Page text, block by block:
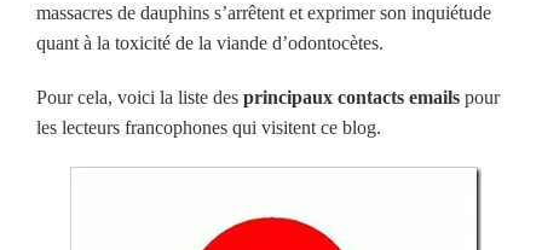
massacres de dauphins s’arrêtent et exprimer son inquiétude
quant à la toxicité de la viande d’odontocètes.
Pour cela, voici la liste des principaux contacts emails pour
les lecteurs francophones qui visitent ce blog.